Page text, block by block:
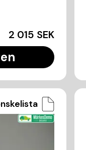
2 015 SEK